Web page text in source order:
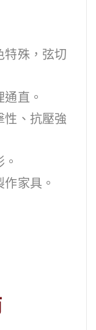
特殊，弦切
直。
性、抗壓強
家具。